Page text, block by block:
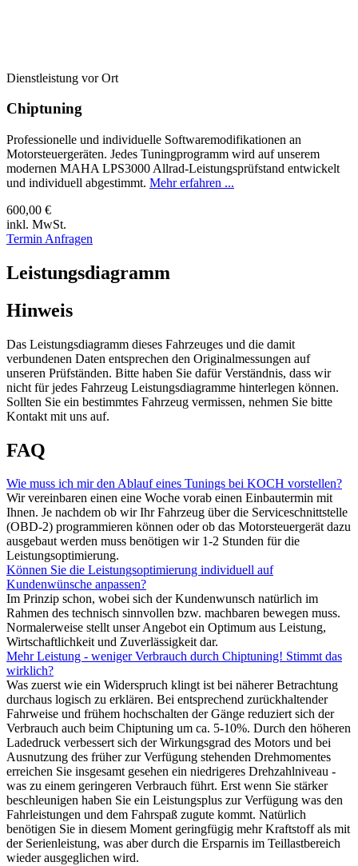
Dienstleistung vor Ort
Chiptuning
Professionelle und individuelle Softwaremodifikationen an
Motorsteuergeräten. Jedes Tuningprogramm wird auf unserem
modernen MAHA LPS3000 Allrad-Leistungsprüfstand entwickelt
und individuell abgestimmt. Mehr erfahren ...
600,00 €
inkl. MwSt.
Termin Anfragen
Leistungsdiagramm
Hinweis
Das Leistungsdiagramm dieses Fahrzeuges und die damit
verbundenen Daten entsprechen den Originalmessungen auf
unseren Prüfständen. Bitte haben Sie dafür Verständnis, dass wir
nicht für jedes Fahrzeug Leistungsdiagramme hinterlegen können.
Sollten Sie ein bestimmtes Fahrzeug vermissen, nehmen Sie bitte
Kontakt mit uns auf.
FAQ
Wie muss ich mir den Ablauf eines Tunings bei KOCH vorstellen?
Wir vereinbaren einen eine Woche vorab einen Einbautermin mit
Ihnen. Je nachdem ob wir Ihr Fahrzeug über die Serviceschnittstelle
(OBD-2) programmieren können oder ob das Motorsteuergerät dazu
ausgebaut werden muss benötigen wir 1-2 Stunden für die
Leistungsoptimierung.
Können Sie die Leistungsoptimierung individuell auf
Kundenwünsche anpassen?
Im Prinzip schon, wobei sich der Kundenwunsch natürlich im
Rahmen des technisch sinnvollen bzw. machbaren bewegen muss.
Normalerweise stellt unser Angebot ein Optimum aus Leistung,
Wirtschaftlichkeit und Zuverlässigkeit dar.
Mehr Leistung - weniger Verbrauch durch Chiptuning! Stimmt das
wirklich?
Was zuerst wie ein Widerspruch klingt ist bei näherer Betrachtung
durchaus logisch zu erklären. Bei entsprechend zurückhaltender
Fahrweise und frühem hochschalten der Gänge reduziert sich der
Verbrauch auch beim Chiptuning um ca. 5-10%. Durch den höheren
Ladedruck verbessert sich der Wirkungsgrad des Motors und bei
Ausnutzung des früher zur Verfügung stehenden Drehmomentes
erreichen Sie insgesamt gesehen ein niedrigeres Drehzahlniveau -
was zu einem geringeren Verbrauch führt. Erst wenn Sie stärker
beschleunigen haben Sie ein Leistungsplus zur Verfügung was den
Fahrleistungen und dem Fahrspaß zugute kommt. Natürlich
benötigen Sie in diesem Moment geringfügig mehr Kraftstoff als mit
der Serienleistung, was aber durch die Ersparnis im Teillastbereich
wieder ausgeglichen wird.